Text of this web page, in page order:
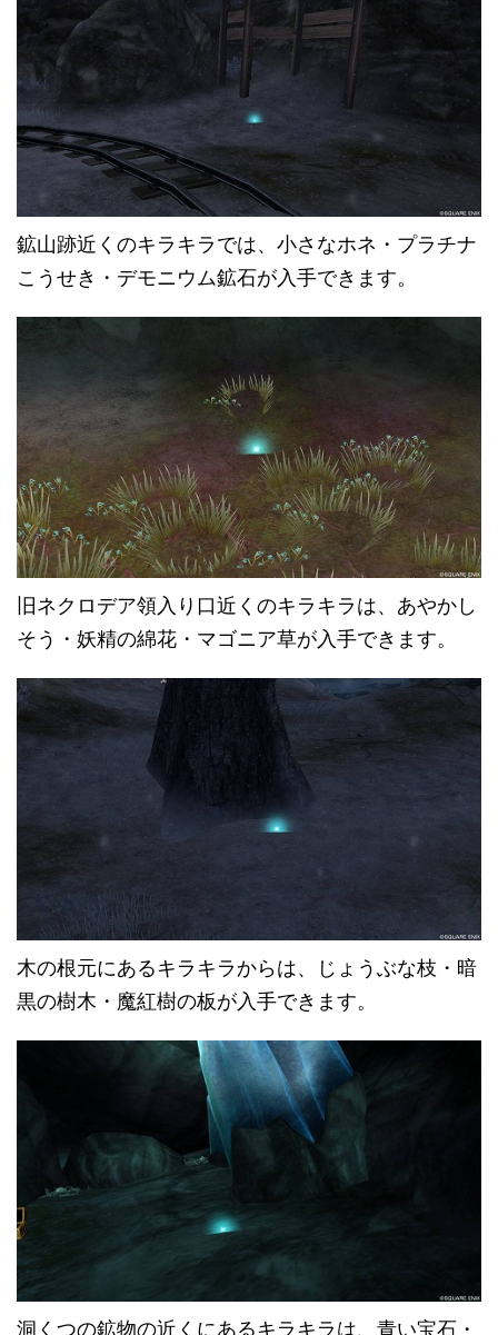
鉱山跡近くのキラキラでは、小さなホネ・プラチナ
こうせき・デモニウム鉱石が入手できます。
旧ネクロデア領入り口近くのキラキラは、あやかし
そう・妖精の綿花・マゴニア草が入手できます。
木の根元にあるキラキラからは、じょうぶな枝・暗
黒の樹木・魔紅樹の板が入手できます。
洞くつの鉱物の近くにあるキラキラは、青い宝石・